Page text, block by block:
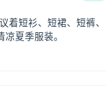
着短衫、短裙、短裤、
夏季服装。